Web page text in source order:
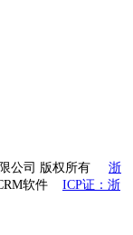
限公司 版权所有 浙
软件 ICP证：浙